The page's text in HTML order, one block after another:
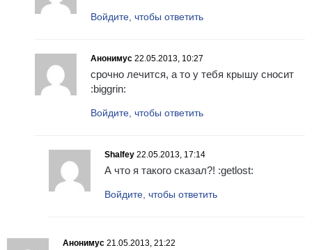
Войдите, чтобы ответить
Анонимус 22.05.2013, 10:27
срочно лечится, а то у тебя крышу сносит
:biggrin:
Войдите, чтобы ответить
Shalfey 22.05.2013, 17:14
А что я такого сказал?! :getlost:
Войдите, чтобы ответить
Анонимус 21.05.2013, 21:22